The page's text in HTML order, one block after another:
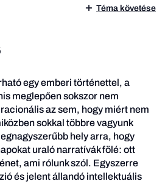
Téma követése
egy emberi történettel, a
meglepően sokszor nem
az sem, hogy miért nem
sokkal többre vagyunk
hely arra, hogy
uraló narratívák fölé: ott
ami rólunk szól. Egyszerre
és jelent állandó intellektuális